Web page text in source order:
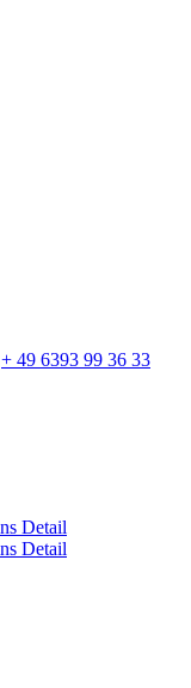
+ 49 6393 99 36 33